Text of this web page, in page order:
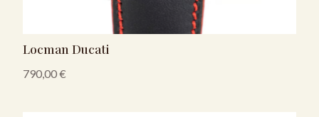
Locman Ducati
790,00€